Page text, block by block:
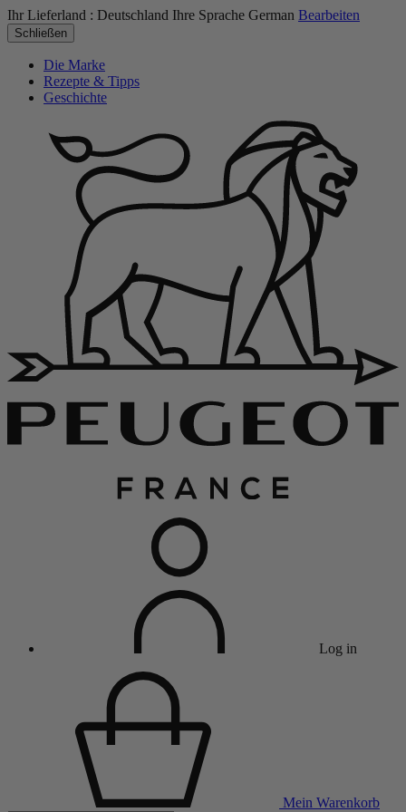
Ihr Lieferland : Deutschland Ihre Sprache German Bearbeiten
Schließen
Die Marke
Rezepte & Tipps
Geschichte
Log in
Mein Warenkorb